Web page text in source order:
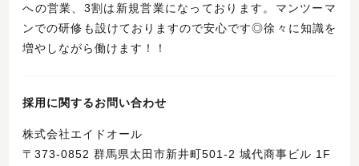
への営業、3割は新規営業になっております。マンツーマ
ンでの研修も設けておりますので安心です◎徐々に知識を
増やしながら働けます！！
採用に関するお問い合わせ
株式会社エイドオール
〒373-0852 群馬県太田市新井町501-2 城代商事ビル 1F